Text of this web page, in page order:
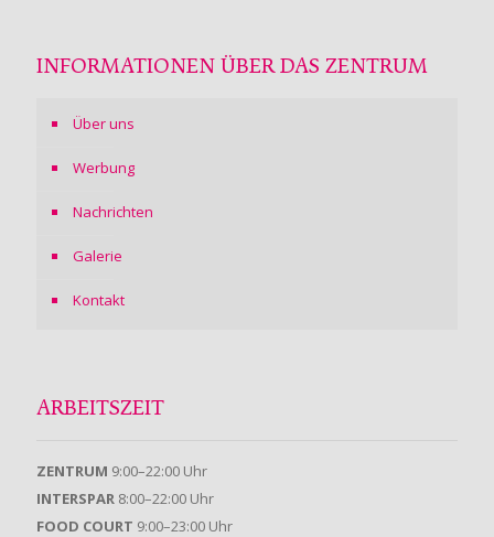
INFORMATIONEN ÜBER DAS ZENTRUM
Über uns
Werbung
Nachrichten
Galerie
Kontakt
ARBEITSZEIT
ZENTRUM 9:00–22:00 Uhr
INTERSPAR 8:00–22:00 Uhr
FOOD COURT 9:00–23:00 Uhr